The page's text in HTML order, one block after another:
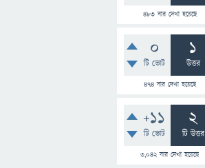
483বার দেখা হয়েছে
0
টি ভোট
1
উত্তর
474বার দেখা হয়েছে
+11
টি ভোট
2
টি উত্তর
3,042বার দেখা হয়েছে